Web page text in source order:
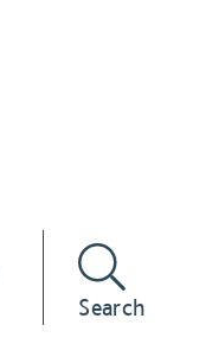
Search